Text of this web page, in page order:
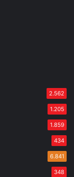
2.562
1.205
1.859
434
6.841
348